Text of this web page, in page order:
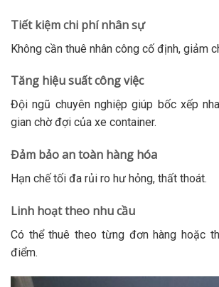
Tiết kiệm chi phí nhân sự
Không cần thuê nhân công cố định, giảm
Tăng hiệu suất công việc
Đội ngũ chuyên nghiệp giúp bốc xếp
gian chờ đợi của xe container.
Đảm bảo an toàn hàng hóa
Hạn chế tối đa rủi ro hư hỏng, thất thoát.
Linh hoạt theo nhu cầu
Có thể thuê theo từng đơn hàng hoặc
điểm.